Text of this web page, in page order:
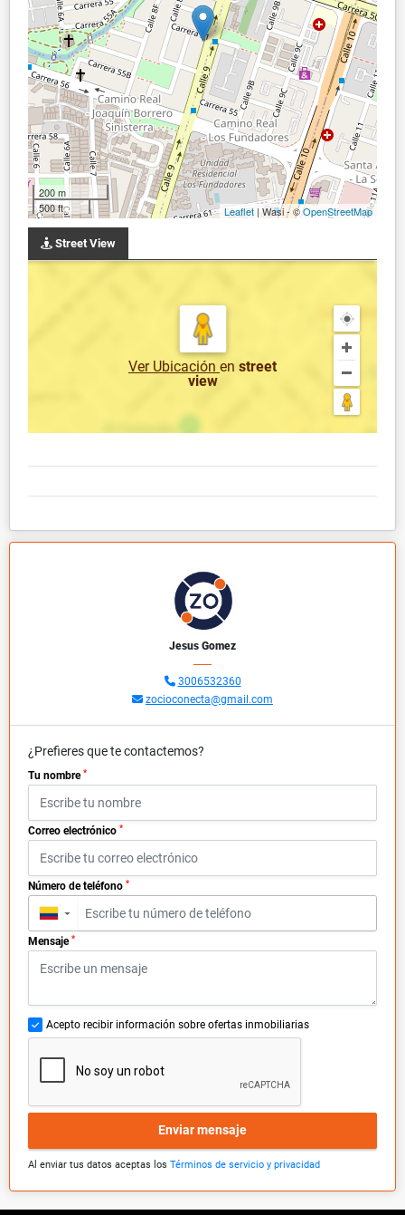
200 m
500 ft
Leaflet | Wasi - ©OpenStreetMap
Street View
Ver Ubicación en street
view
Jesus Gomez
3006532360
zocioconecta@gmail.com
¿Prefieres que te contactemos?
Tu nombre *
Correo electrónico *
Número de teléfono *
▼
Mensaje *
Acepto recibir información sobre ofertas inmobiliarias
Enviar mensaje
Al enviar tus datos aceptas los Términos de servicio y privacidad